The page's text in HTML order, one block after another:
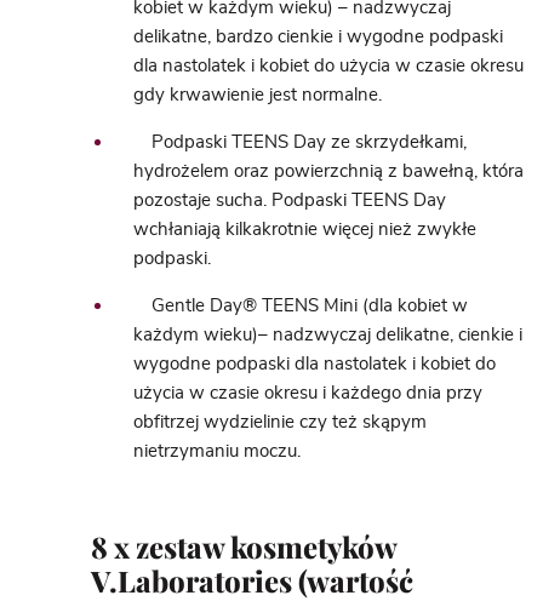
kobiet w każdym wieku) – nadzwyczaj
delikatne, bardzo cienkie i wygodne podpaski
dla nastolatek i kobiet do użycia w czasie okresu
gdy krwawienie jest normalne.
Podpaski TEENS Day ze skrzydełkami,
hydrożelem oraz powierzchnią z bawełną, która
pozostaje sucha. Podpaski TEENS Day
wchłaniają kilkakrotnie więcej nież zwykłe
podpaski.
Gentle Day® TEENS Mini (dla kobiet w
każdym wieku)– nadzwyczaj delikatne, cienkie i
wygodne podpaski dla nastolatek i kobiet do
użycia w czasie okresu i każdego dnia przy
obfitrzej wydzielinie czy też skąpym
nietrzymaniu moczu.
8 x zestaw kosmetyków
V.Laboratories (wartość